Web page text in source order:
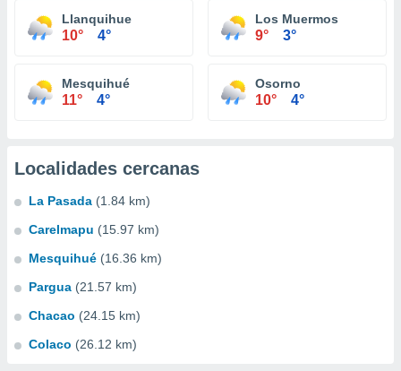
Llanquihue
10° 4°
Los Muermos
9° 3°
Mesquihué
11° 4°
Osorno
10° 4°
Localidades cercanas
La Pasada (1.84 km)
Carelmapu (15.97 km)
Mesquihué (16.36 km)
Pargua (21.57 km)
Chacao (24.15 km)
Colaco (26.12 km)